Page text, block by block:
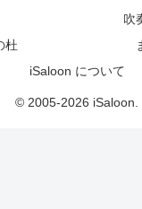
吹
杜
iSaloon について
© 2005-2026 iSaloon.